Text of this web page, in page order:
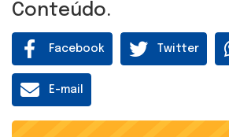
Conteúdo.
Facebook Twitter
E-mail